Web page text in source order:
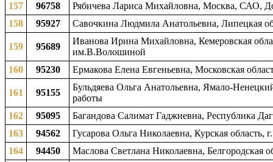
157
96758
Рябичева Лариса Михайловна, Москва, САО,
158
95927 Савочкина Людмила Анатольевна, Липецкая
159 95689
Иванова Ирина Михайловна, Кемеровская
им.В.Волошиной
160
95230 Ермакова Елена Евгеньевна, Московская
161 95155
Бульдяева Ольга Анатольевна, Ямало-
работы
162
95095
Багандова Салимат Гаджиевна, Республика
163
94562
Гусарова Ольга Николаевна, Курская
164
94450
Маслова Светлана Николаевна, Белгородская